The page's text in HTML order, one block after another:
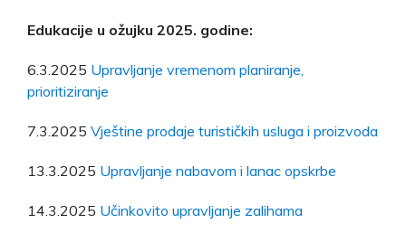
Edukacije u ožujku 2025. godine:
6.3.2025 Upravljanje vremenom planiranje,
prioritiziranje
7.3.2025 Vještine prodaje turističkih usluga i proizvoda
13.3.2025 Upravljanje nabavom i lanac opskrbe
14.3.2025 Učinkovito upravljanje zalihama